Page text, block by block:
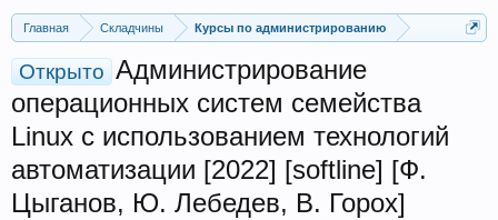
Главная Складчины Курсы по администрированию
Открыто Администрирование
операционных систем семейства
Linux c использованием технологий
автоматизации [2022] [softline] [Ф.
Цыганов, Ю. Лебедев, В. Горох]